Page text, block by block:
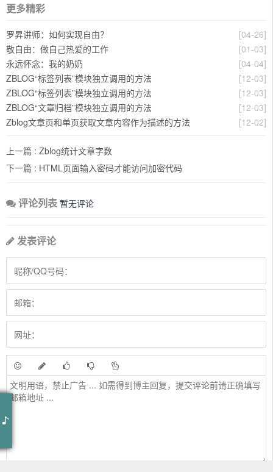
更多精彩
[04-26]
罗昇讲师：如何实现自由？
[01-03]
敬自由：做自己热爱的工作
[04-04]
永远怀念：我的奶奶
[12-03]
ZBLOG“标签列表”模块独立调用的方法
[12-03]
ZBLOG“标签列表”模块独立调用的方法
[12-03]
ZBLOG“文章归档”模块独立调用的方法
[12-02]
Zblog文章页和单页获取文章内容作为描述的方法
上一篇 : Zblog统计文章字数
下一篇 : HTML页面输入密码才能访问加密代码
评论列表 暂无评论
发表评论
作词 : Guy Berryman/Jonny Buckland/Will Champion/Chris Martin